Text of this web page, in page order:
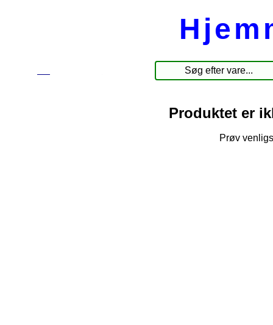
Produktet er
Prøv